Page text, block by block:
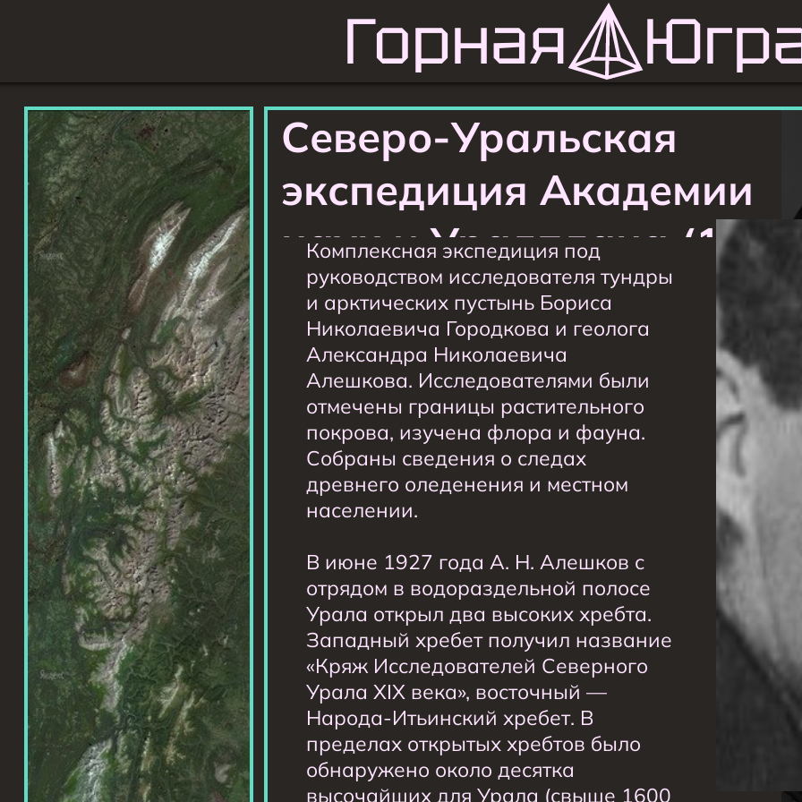
Горная
Северо-Уральская
экспедиция Академии
наук и Уралплана
1928 гг.).
Комплексная экспедиция под
руководством исследователя тундры
и арктических пустынь Бориса
Николаевича Городкова и геолога
Александра Николаевича
Алешкова. Исследователями были
отмечены границы растительного
покрова, изучена флора и фауна.
Собраны сведения о следах
древнего оледенения и местном
населении.
В июне 1927 года А. Н. Алешков с
отрядом в водораздельной полосе
Урала открыл два высоких хребта.
Западный хребет получил название
«Кряж Исследователей Северного
Урала XIX века», восточный —
Народа-Итьинский хребет. В
пределах открытых хребтов было
обнаружено около десятка
высочайших для Урала (свыше 1600